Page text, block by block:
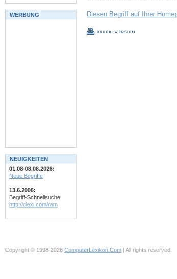
Diesen Begriff auf Ihrer
WERBUNG
NEUIGKEITEN
01.08-08.08.2026:
Neue Begriffe
13.6.2006:
Begriff-Schnellsuche:
http://clexi.com/ram
Copyright © 1998-2026 ComputerLexikon.Com | All rights reserved.